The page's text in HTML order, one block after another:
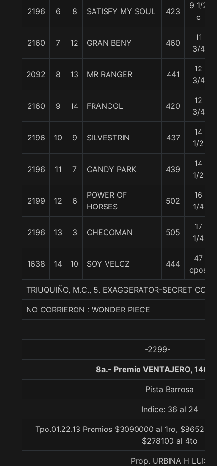
2196 6 8 SATISFY MY SOUL 423
9 1/2
c
2160 7 12 GRAN BENY 460
11
3/4
2092 8 13 MR RANGER 441
12
3/4
2160 9 14 FRANCOLI 420
12
3/4
2196 10 9 SILVESTRIN 437
14
1/2
2196 11 7 CANDY PARK 439
14
1/2
2199 12 6
POWER OF
HORSES
502
16
1/4
2196 13 3 CHECOMAN 505
17
1/4
1638 14 10 SOY VELOZ 444
47
cpos
TRIUQUIÑO, M.C., 5. EXAGGERATOR-SECRET
NO CORRIERON : WONDER PIECE
-2299-
8a.- Premio VENTAJERO,
Pista Barrosa
Indice: 36 al 24
Tpo.01.22.13 Premios $3090000 al 1ro,
$278100 al 4to
Prop. URBINA H LUIS